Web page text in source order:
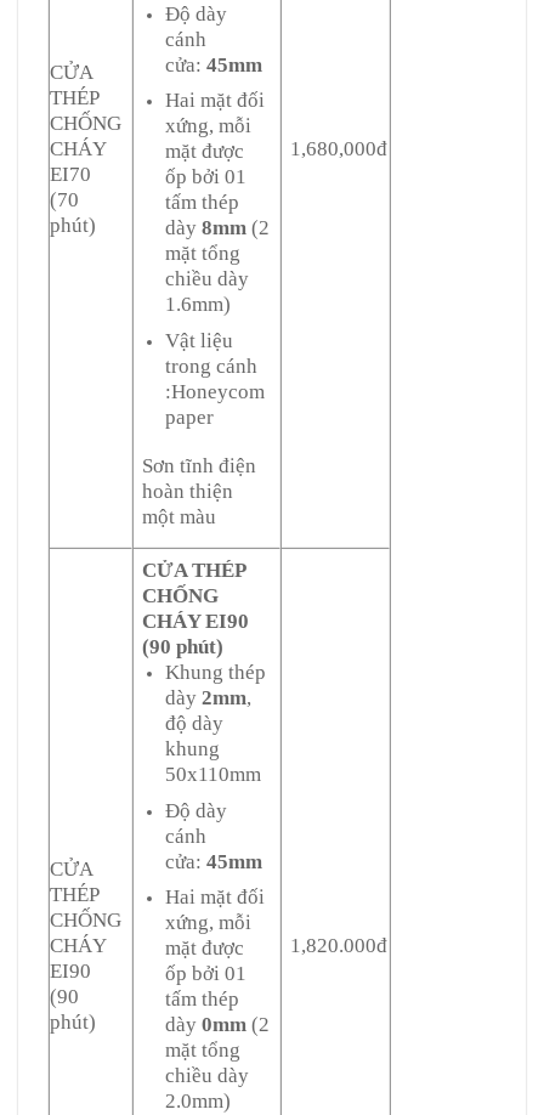
CỬA
THÉP
CHỐNG
CHÁY
EI70
(70
phút)
Độ dày
cánh
cửa: 45mm
Hai mặt đối
xứng, mỗi
mặt được
ốp bởi 01
tấm thép
dày 8mm (2
mặt tổng
chiều dày
1.6mm)
Vật liệu
trong cánh
:Honeycom
paper
Sơn tĩnh điện
hoàn thiện
một màu
1,680,000đ
CỬA
THÉP
CHỐNG
CHÁY
EI90
(90
phút)
CỬA THÉP
CHỐNG
CHÁY EI90
(90 phút)
Khung thép
dày 2mm,
độ dày
khung
50x110mm
Độ dày
cánh
cửa: 45mm
Hai mặt đối
xứng, mỗi
mặt được
ốp bởi 01
tấm thép
dày 0mm (2
mặt tổng
chiều dày
2.0mm)
1,820.000đ